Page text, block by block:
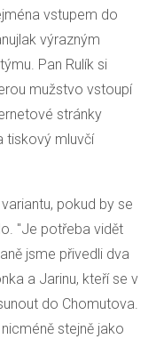
vstupem do
výrazným
Pan Rulík si
mužstvo vstoupí
stránky
tiskový mluvčí
pokud by se
"Je potřeba vidět
jsme přivedli dva
a Jarinu, kteří se v
do Chomutova.
stejně jako